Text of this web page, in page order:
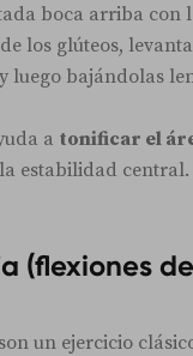
boca arriba con
los glúteos,
luego bajándolas
a tonificar el
estabilidad central.
(flexiones
son un ejercicio